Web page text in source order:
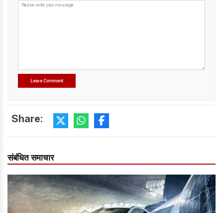
Share:
संबंधित समाचार